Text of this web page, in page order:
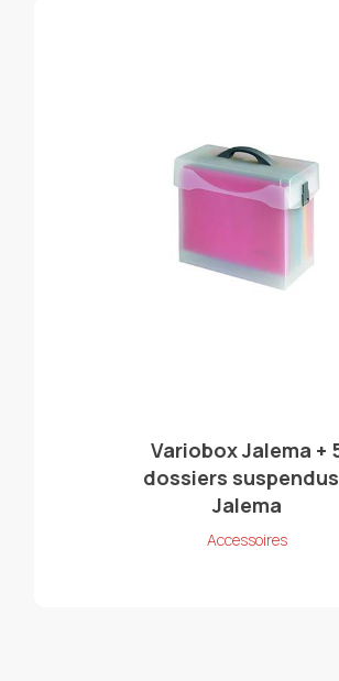
Variobox Jalema +
dossiers
Jalema
Accessoires